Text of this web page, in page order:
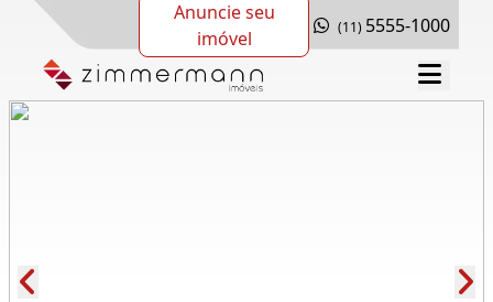
Anuncie seu
imóvel
(11) 5555-1000